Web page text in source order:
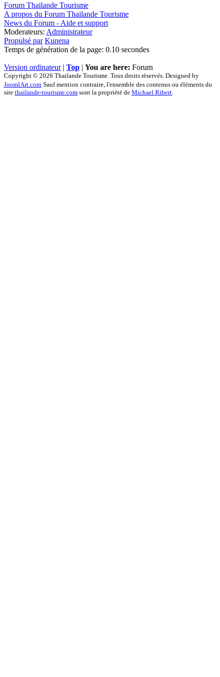
Forum Thailande Tourisme
A propos du Forum Thailande Tourisme
News du Forum - Aide et support
Moderateurs: Administrateur
Propulsé par Kunena
Temps de génération de la page: 0.10 secondes
Version ordinateur| Top | You are here: Forum
Copyright © 2026 Thailande Tourisme. Tous droits réservés. Designed by
JoomlArt.com Sauf mention contraire, l'ensemble des contenus ou éléments du
site thailande-tourisme.com sont la propriété de Michael Ribert